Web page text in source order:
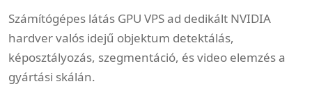
Számítógépes látás GPU VPS ad dedikált NVIDIA
hardver valós idejű objektum detektálás,
képosztályozás, szegmentáció, és video elemzés a
gyártási skálán.